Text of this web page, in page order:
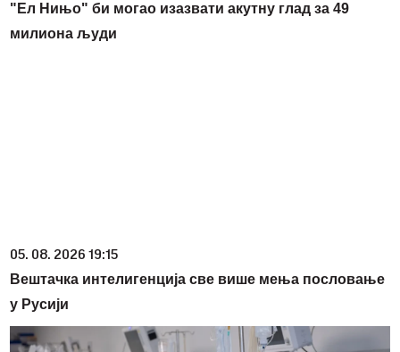
"Ел Нињо" би могао изазвати акутну глад за 49
милиона људи
05. 08. 2026 19:15
Вештачка интелигенција све више мења пословање
у Русији